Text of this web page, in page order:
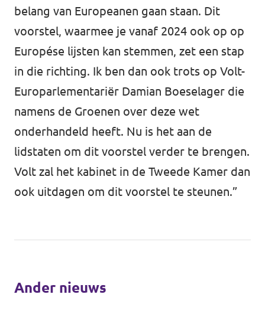
belang van Europeanen gaan staan. Dit
voorstel, waarmee je vanaf 2024 ook op op
Europése lijsten kan stemmen, zet een stap
in die richting. Ik ben dan ook trots op Volt-
Europarlementariër Damian Boeselager die
namens de Groenen over deze wet
onderhandeld heeft. Nu is het aan de
lidstaten om dit voorstel verder te brengen.
Volt zal het kabinet in de Tweede Kamer dan
ook uitdagen om dit voorstel te steunen.”
Ander nieuws